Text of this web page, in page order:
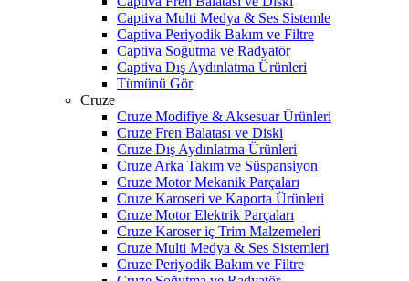
Captiva Multi Medya & Ses Sistemle
Captiva Periyodik Bakım ve Filtre
Captiva Soğutma ve Radyatör
Captiva Dış Aydınlatma Ürünleri
Tümünü Gör
Cruze
Cruze Modifiye & Aksesuar Ürünleri
Cruze Fren Balatası ve Diski
Cruze Dış Aydınlatma Ürünleri
Cruze Arka Takım ve Süspansiyon
Cruze Motor Mekanik Parçaları
Cruze Karoseri ve Kaporta Ürünleri
Cruze Motor Elektrik Parçaları
Cruze Karoser iç Trim Malzemeleri
Cruze Multi Medya & Ses Sistemleri
Cruze Periyodik Bakım ve Filtre